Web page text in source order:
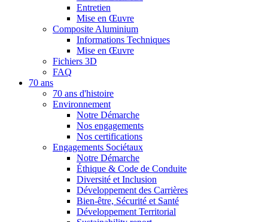
Entretien
Mise en Œuvre
Composite Aluminium
Informations Techniques
Mise en Œuvre
Fichiers 3D
FAQ
70 ans
70 ans d'histoire
Environnement
Notre Démarche
Nos engagements
Nos certifications
Engagements Sociétaux
Notre Démarche
Éthique & Code de Conduite
Diversité et Inclusion
Développement des Carrières
Bien-être, Sécurité et Santé
Développement Territorial